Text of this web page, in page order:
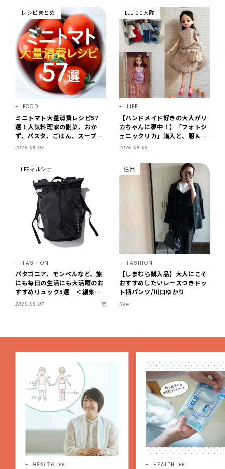
レシピまとめ
FOOD
ミニトマト大量消費レシピ57
選！人気料理家の副菜、おか
ず、パスタ、ごはん、スープま
で【保存版】
2026.08.05
LEE100人隊
LIFE
【ハンドメイド好きの大人がリ
カちゃんに夢中！】「フォトジ
ェニックリカ」購入と、服＆ク
ローゼットの手づくり実例をご
2026.08.05
LEEマルシェ
FASHION
パタゴニア、モンベルなど、旅
にも毎日の生活にも大活躍のお
すすめリュック5選 ＜編集部
セレクト＞【LEEマルシェ】
2026.08.07
注目
FASHION
【しまむら購入品】大人にこそ
おすすめしたいレースつきドッ
ト柄パンツ/川口ゆかり
New
HEALTH PR HEALTH PR